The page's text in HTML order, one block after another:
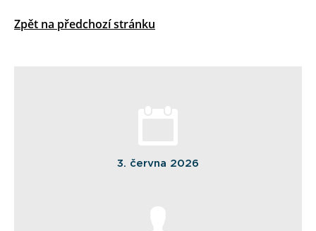
Zpět na předchozí stránku
3. června 2026